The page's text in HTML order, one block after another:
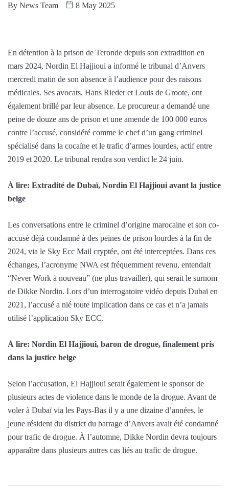
By News Team 8 May 2025
En détention à la prison de Teronde depuis son extradition en
mars 2024, Nordin El Hajjioui a informé le tribunal d’Anvers
mercredi matin de son absence à l’audience pour des raisons
médicales. Ses avocats, Hans Rieder et Louis de Groote, ont
également brillé par leur absence. Le procureur a demandé une
peine de douze ans de prison et une amende de 100 000 euros
contre l’accusé, considéré comme le chef d’un gang criminel
spécialisé dans la cocaïne et le trafic d’armes lourdes, actif entre
2019 et 2020. Le tribunal rendra son verdict le 24 juin.
À lire: Extradité de Dubaï, Nordin El Hajjioui avant la justice
belge
Les conversations entre le criminel d’origine marocaine et son co-
accusé déjà condamné à des peines de prison lourdes à la fin de
2024, via le Sky Ecc Mail cryptée, ont été interceptées. Dans ces
échanges, l’acronyme NWA est fréquemment revenu, entendait
“Never Work à nouveau” (ne plus travailler), qui serait le surnom
de Dikke Nordin. Lors d’un interrogatoire vidéo depuis Dubaï en
2021, l’accusé a nié toute implication dans ce cas et n’a jamais
utilisé l’application Sky ECC.
À lire: Nordin El Hajjioui, baron de drogue, finalement pris
dans la justice belge
Selon l’accusation, El Hajjioui serait également le sponsor de
plusieurs actes de violence dans le monde de la drogue. Avant de
voler à Dubaï via les Pays-Bas il y a une dizaine d’années, le
jeune résident du district du barrage d’Anvers avait été condamné
pour trafic de drogue. À l’automne, Dikke Nordin devra toujours
apparaître dans plusieurs autres cas liés au trafic de drogue.